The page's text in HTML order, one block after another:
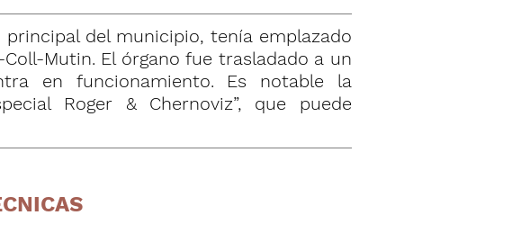
del municipio, tenía emplazado
Mutin. El órgano fue trasladado a un
en funcionamiento. Es notable la
Roger & Chernoviz”, que puede